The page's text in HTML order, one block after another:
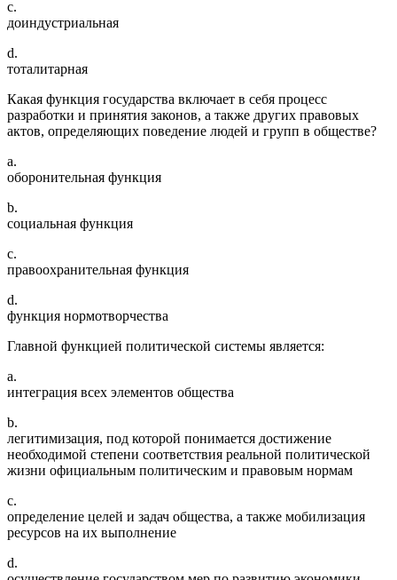
c.
доиндустриальная
d.
тоталитарная
Какая функция государства включает в себя процесс
разработки и принятия законов, а также других правовых
актов, определяющих поведение людей и групп в обществе?
a.
оборонительная функция
b.
социальная функция
c.
правоохранительная функция
d.
функция нормотворчества
Главной функцией политической системы является:
a.
интеграция всех элементов общества
b.
легитимизация, под которой понимается достижение
необходимой степени соответствия реальной политической
жизни официальным политическим и правовым нормам
c.
определение целей и задач общества, а также мобилизация
ресурсов на их выполнение
d.